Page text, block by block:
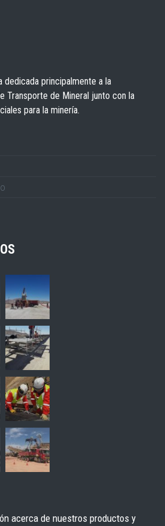
dedicada principalmente a la
Transporte de Mineral junto con la
para la minería.
acerca de nuestros productos y